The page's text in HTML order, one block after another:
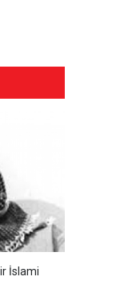
İslami